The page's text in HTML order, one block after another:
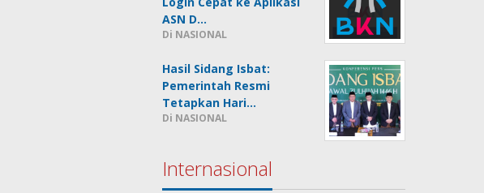
ASN D…
Di NASIONAL
Hasil Sidang Isbat:
Pemerintah Resmi
Tetapkan Hari…
Di NASIONAL
Internasional